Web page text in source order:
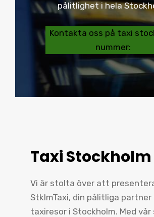
pålitlighet i hela
Kontakta oss på taxi
nummer:
Taxi Stockholm
Vi är stolta över att
StklmTaxi, din pålitliga
taxiresor i Stockholm. Med vår